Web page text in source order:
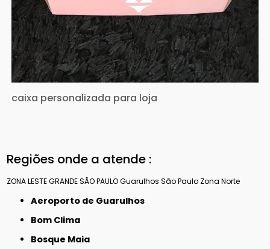
caixa personalizada para loja
Regiões onde a atende :
ZONA LESTEGRANDE SÃO PAULOGuarulhos São Paulo Zona Norte
Aeroporto de Guarulhos
Bom Clima
Bosque Maia